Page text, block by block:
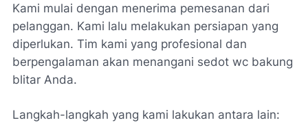
Kami mulai dengan menerima pemesanan dari
pelanggan. Kami lalu melakukan persiapan yang
diperlukan. Tim kami yang profesional dan
berpengalaman akan menangani sedot wc bakung
blitar Anda.
Langkah-langkah yang kami lakukan antara lain: